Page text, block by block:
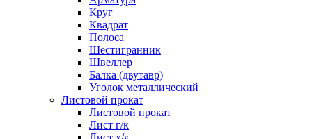
Круг
Квадрат
Полоса
Шестигранник
Швеллер
Балка (двутавр)
Уголок металлический
Листовой прокат
Листовой прокат
Лист г/к